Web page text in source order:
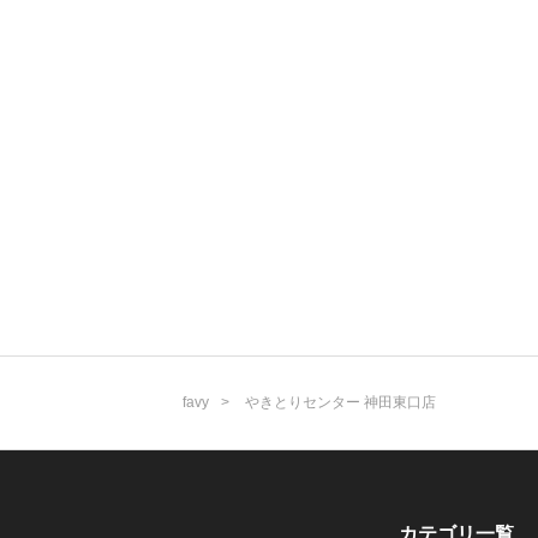
favy やきとりセンター 神田東口店
カテゴリ一覧